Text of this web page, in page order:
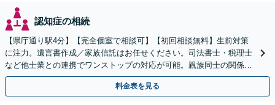
認知症の相続
【県庁通り駅4分】【完全個室で相談可】【初回相談無料】生前対策
に注力。遺言書作成／家族信託はお任せください。司法書士・税理士
など他士業との連携でワンストップの対応が可能。親族同士の関係を
守るためにも、お早めにご相談を。【夜間・休日相談可能】
料金表を見る